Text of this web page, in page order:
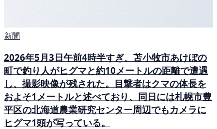
新聞
2026年5月3日午前4時半すぎ、苫小牧市あけぼの
町で釣り人がヒグマと約10メートルの距離で遭遇
し、撮影映像が残された。目撃者はクマの体長を
およそ1メートルと述べており、同日には札幌市豊
平区の北海道農業研究センター周辺でもカメラに
ヒグマ1頭が写っている。